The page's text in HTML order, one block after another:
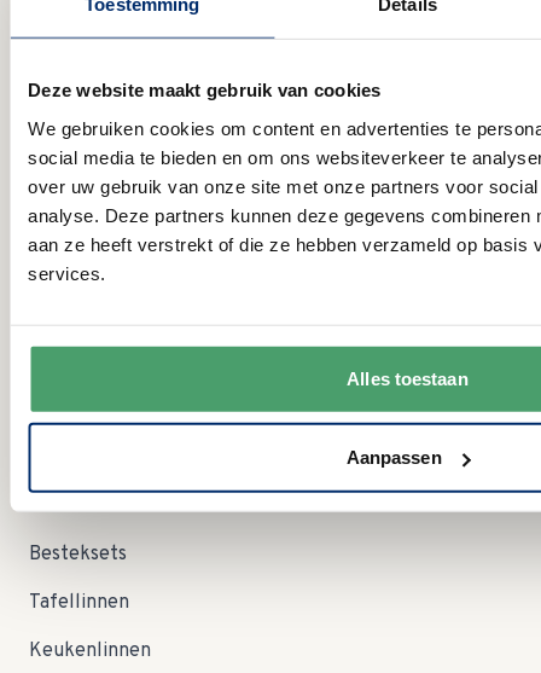
Deze website maakt gebruik van cookies
We gebruiken cookies om content en advertenties te
social media te bieden en om ons websiteverkeer te
over uw gebruik van onze site met onze partners voor
analyse. Deze partners kunnen deze gegevens combineren
aan ze heeft verstrekt of die ze hebben verzameld op basis
services.
Alles toestaan
Aanpassen
DI:
gesloten
WO: 09:00 - 12:30 uur
DO:
gesloten
VR: 09:00 - 12:30 uur
ZA:
09:00 - 12:30 uur Let op; in augustus zijn wij op zaterdag
dicht!
Servies
Glas en Kristal
Besteksets
Tafellinnen
Keukenlinnen